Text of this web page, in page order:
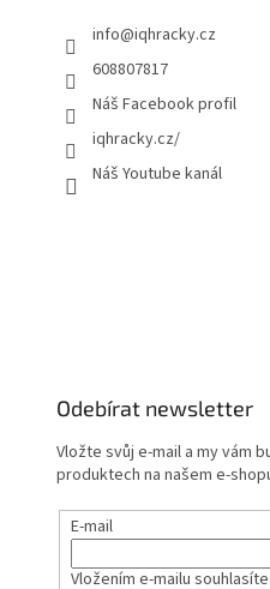
info@iqhracky.cz
608807817
Náš Facebook profil
iqhracky.cz/
Náš Youtube kanál
Odebírat newsletter
Vložte svůj e-mail a my vám
produktech na našem e-
E-mail
Vložením e-mailu